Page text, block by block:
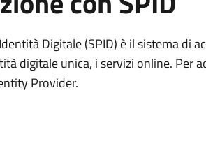
Digitale (SPID) è il sistema di
digitale unica, i servizi online. Per
Provider.